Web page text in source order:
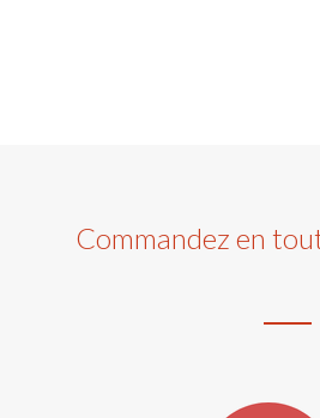
Commandez en